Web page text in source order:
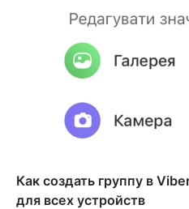
Как создать группу в
для всех устройств